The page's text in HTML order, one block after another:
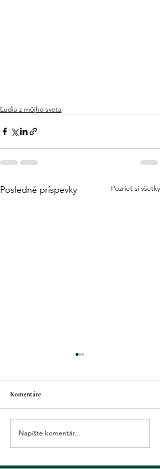
Ľudia z môjho sveta
Posledné príspevky Pozrieť si všetky
Vianočný zázrak
Komentáre
Napíšte komentár...